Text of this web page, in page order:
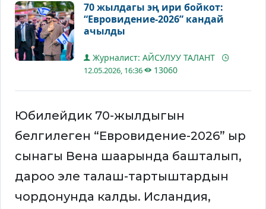
70 жылдагы эң ири бойкот:
“Евровидение-2026” кандай
ачылды
Журналист: АЙСУЛУУ ТАЛАНТ
12.05.2026, 16:36 13060
Юбилейдик 70-жылдыгын
белгилеген “Евровидение-2026” ыр
сынагы Вена шаарында башталып,
дароо эле талаш-тартыштардын
чордонунда калды. Исландия,